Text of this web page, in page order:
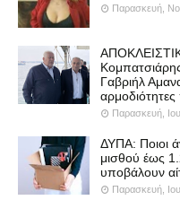
Παρασκευή,
Γαβριήλ
Παρασκευή,
ΔΥΠΑ: Ποιοι
μισθού έως
υποβάλουν
Παρασκευή,